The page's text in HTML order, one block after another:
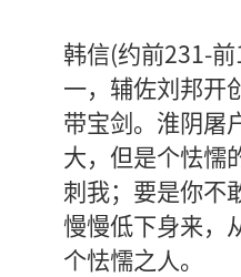
韩信(约前231-
一，辅佐刘邦开
带宝剑。淮阴屠
大，但是个怯
刺我；要是你不
慢慢低下身来，
个怯懦之人。